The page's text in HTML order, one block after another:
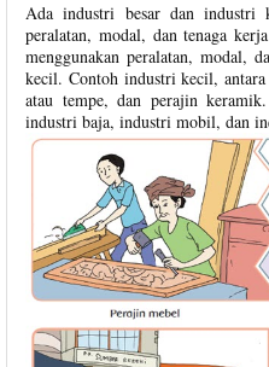
Ada industri besar dan industri
peralatan, modal, dan tenaga
menggunakan peralatan, modal,
kecil. Contoh industri kecil,
atau tempe, dan perajin
industri baja, industri mobil, dan